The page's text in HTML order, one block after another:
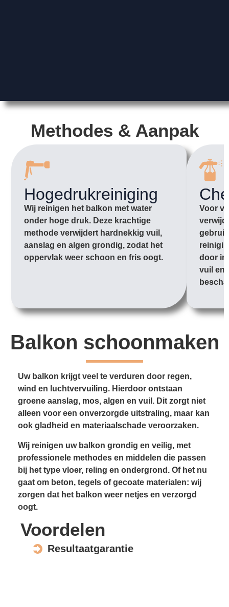
Methodes & Aanpak
Hogedrukreiniging
Wij reinigen het balkon met water
onder hoge druk. Deze krachtige
methode verwijdert hardnekkig vuil,
aanslag en algen grondig, zodat het
oppervlak weer schoon en fris oogt.
Voor
door in
vuil en
Balkon schoonmaken
Uw balkon krijgt veel te verduren door regen,
wind en luchtvervuiling. Hierdoor ontstaan
groene aanslag, mos, algen en vuil. Dit zorgt niet
alleen voor een onverzorgde uitstraling, maar kan
ook gladheid en materiaal­schade veroorzaken.
Wij reinigen uw balkon grondig en veilig, met
professionele methodes en middelen die passen
bij het type vloer, reling en ondergrond. Of het nu
gaat om beton, tegels of gecoate materialen: wij
zorgen dat het balkon weer netjes en verzorgd
oogt.
Voordelen
Resultaatgarantie